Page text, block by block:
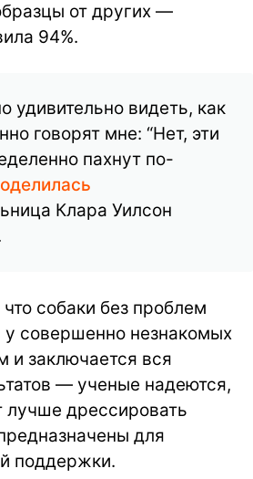
от других —
94%.
удивительно видеть, как
говорят мне: “Нет, эти
пахнут по-
Клара Уилсон
собаки без проблем
у совершенно незнакомых
и заключается вся
— ученые надеются,
лучше дрессировать
для
поддержки.